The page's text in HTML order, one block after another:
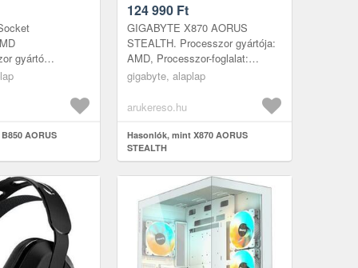
gyártó
AORUS
124 990 Ft
GIGABYTE X870 AORUS
STEALTH. Processzor gyártója:
AMD, Processzor-foglalat:
Socket AM5, Kompatibilis
Ryzen 7000 Series, AM...
gigabyte, alaplap
arukereso.hu
Hasonlók, mint X870 AORUS
STEALTH